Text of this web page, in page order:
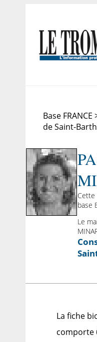
Base
de Saint-
Cette
base
Le
La fiche
comporte